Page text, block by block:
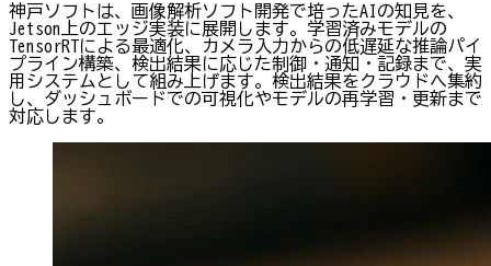
神戸ソフトは、画像解析ソフト開発で培ったAIの知見を、
Jetson上のエッジ実装に展開します。学習済みモデルの
TensorRTによる最適化、カメラ入力からの低遅延な推論パイ
プライン構築、検出結果に応じた制御・通知・記録まで、実
用システムとして組み上げます。検出結果をクラウドへ集約
し、ダッシュボードでの可視化やモデルの再学習・更新まで
対応します。